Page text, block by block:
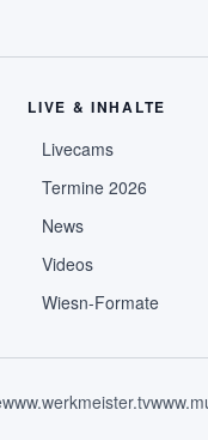
LIVE & INHALTE
Livecams
Termine 2026
News
Videos
Wiesn-Formate
www.werkmeister.tv